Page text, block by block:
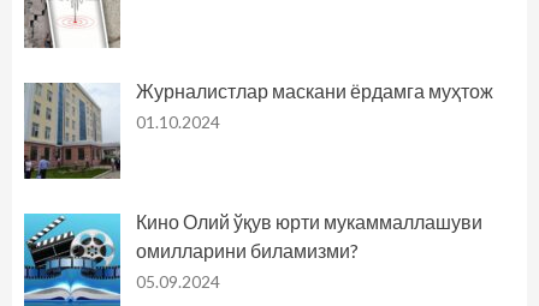
Журналистлар маскани ёрдамга муҳтож
01.10.2024
Кино Олий ўқув юрти мукаммаллашуви
омилларини биламизми?
05.09.2024